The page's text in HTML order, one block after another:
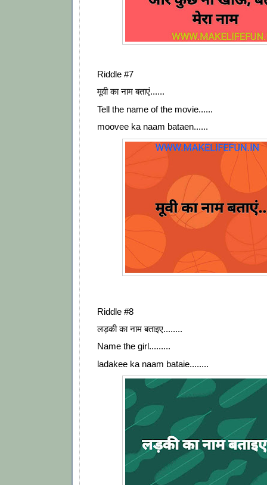
Riddle #7
मूवी का नाम बताएं......
Tell the name of the movie......
moovee ka naam bataen......
Riddle #8
लड़की का नाम बताइए........
Name the girl.........
ladakee ka naam bataie........